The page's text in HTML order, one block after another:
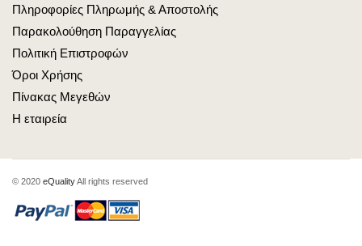
Πληροφορίες Πληρωμής & Αποστολής
Παρακολούθηση Παραγγελίας
Πολιτική Επιστροφών
Όροι Χρήσης
Πίνακας Μεγεθών
Η εταιρεία
© 2020 eQualityAll rights reserved